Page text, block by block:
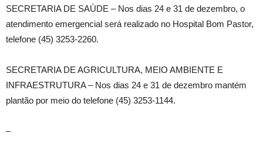
SECRETARIA DE SAÚDE – Nos dias 24 e 31 de dezembro, o
atendimento emergencial será realizado no Hospital Bom Pastor,
telefone (45) 3253-2260.
SECRETARIA DE AGRICULTURA, MEIO AMBIENTE E
INFRAESTRUTURA – Nos dias 24 e 31 de dezembro mantém
plantão por meio do telefone (45) 3253-1144.
–